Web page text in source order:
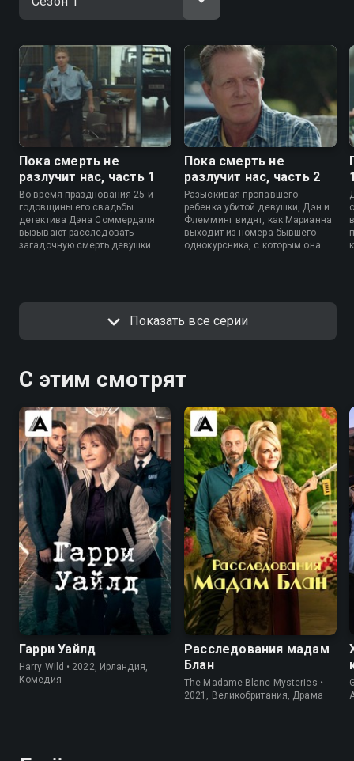
Пока смерть не
разлучит нас, часть 1
Во время празднования 25-й
годовщины его свадьбы
детектива Дэна Соммердаля
вызывают расследовать
загадочную смерть девушки.
Пока смерть не
разлучит нас, часть 2
Разыскивая пропавшего
ребенка убитой девушки, Дэн и
Флемминг видят, как Марианна
выходит из номера бывшего
однокурсника, с которым она
Показать все серии
С этим смотрят
7.6 7.2
Гарри Уайлд
Harry Wild • 2022, Ирландия,
Комедия
7.6 7.1
Расследования мадам
Блан
The Madame Blanc Mysteries •
2021, Великобритания, Драма